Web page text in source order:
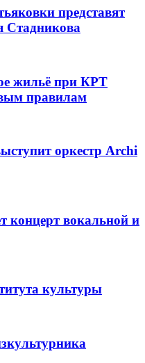
представят
Стадникова
жильё при КРТ
правилам
оркестр Archi
концерт вокальной и
культуры